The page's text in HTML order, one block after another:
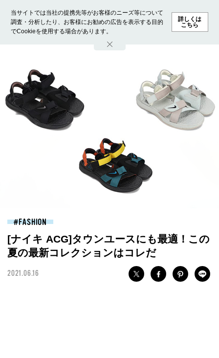
当サイトでは当社の提携先等がお客様のニーズ等について
調査・分析したり、お客様にお勧めの広告を表示する目的
でCookieを使用する場合があります。
詳しくは
こちら
ホーム モデル募集 ランキング ファッション ビューテ
FASHION
[ナイキ ACG]タウンユースにも最適！この
夏の最新コレクションはコレだ
2021.06.16